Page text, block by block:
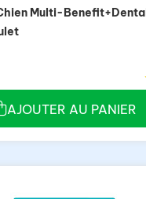
Multi-
AJOUTER AU PANIER